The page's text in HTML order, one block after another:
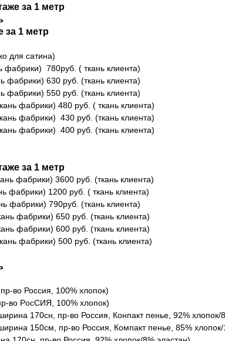
за 1 метр
за 1 метр
для сатина)
фабрики) 780руб. ( ткань клиента)
фабрики) 630 руб. (ткань клиента)
фабрики) 550 руб. (ткань клиента)
фабрики) 480 руб. ( ткань клиента)
фабрики) 430 руб. (ткань клиента)
фабрики) 400 руб. (ткань клиента)
за 1 метр
фабрики) 3600 руб. (ткань клиента)
фабрики) 1200 руб. ( ткань клиента)
фабрики) 790руб. (ткань клиента)
фабрики) 650 руб. (ткань клиента)
фабрики) 600 руб. (ткань клиента)
фабрики) 500 руб. (ткань клиента)
во Россия, 100% хлопок)
во PocCИЯ, 100% хлопок)
170сн, пр-во Россия, Конпакт пенье, 92% хлопок/
150см, пр-во Россия, Компакт пенье, 85% хлопок/